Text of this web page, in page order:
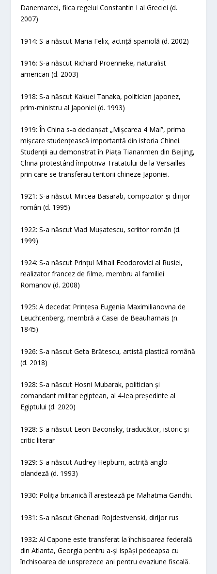
Danemarcei, fiica regelui Constantin I al Greciei (d.
2007)
1914: S-a născut Maria Felix, actriță spaniolă (d. 2002)
1916: S-a născut Richard Proenneke, naturalist
american (d. 2003)
1918: S-a născut Kakuei Tanaka, politician japonez,
prim-ministru al Japoniei (d. 1993)
1919: În China s-a declanșat „Mișcarea 4 Mai”, prima
mișcare studențească importantă din istoria Chinei.
Studenții au demonstrat în Piața Tiananmen din Beijing,
China protestând împotriva Tratatului de la Versailles
prin care se transferau teritorii chineze Japoniei.
1921: S-a născut Mircea Basarab, compozitor și dirijor
român (d. 1995)
1922: S-a născut Vlad Mușatescu, scriitor român (d.
1999)
1924: S-a născut Prințul Mihail Feodorovici al Rusiei,
realizator francez de filme, membru al familiei
Romanov (d. 2008)
1925: A decedat Prințesa Eugenia Maximilianovna de
Leuchtenberg, membră a Casei de Beauharnais (n.
1845)
1926: S-a născut Geta Brătescu, artistă plastică română
(d. 2018)
1928: S-a născut Hosni Mubarak, politician și
comandant militar egiptean, al 4-lea președinte al
Egiptului (d. 2020)
1928: S-a născut Leon Baconsky, traducător, istoric și
critic literar
1929: S-a născut Audrey Hepburn, actriță anglo-
olandeză (d. 1993)
1930: Poliția britanică îl arestează pe Mahatma Gandhi.
1931: S-a născut Ghenadi Rojdestvenski, dirijor rus
1932: Al Capone este transferat la închisoarea federală
din Atlanta, Georgia pentru a-și ispăși pedeapsa cu
închisoarea de unsprezece ani pentru evaziune fiscală.